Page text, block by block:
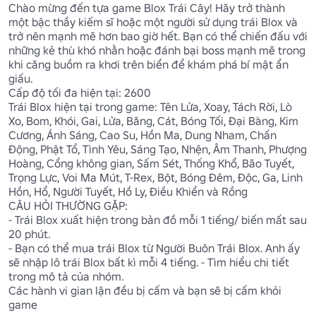
Chào mừng đến tựa game Blox Trái Cây! Hãy trở thành
một bậc thầy kiếm sĩ hoặc một người sử dụng trái Blox và
trở nên mạnh mẽ hơn bao giờ hết. Bạn có thể chiến đấu với
những kẻ thù khó nhằn hoặc đánh bại boss mạnh mẽ trong
khi căng buồm ra khơi trên biển để khám phá bí mật ẩn
giấu.
Cấp độ tối đa hiện tại: 2600
Trái Blox hiện tại trong game: Tên Lửa, Xoay, Tách Rời, Lò
Xo, Bom, Khói, Gai, Lửa, Băng, Cát, Bóng Tối, Đại Bàng, Kim
Cương, Ánh Sáng, Cao Su, Hồn Ma, Dung Nham, Chấn
Động, Phật Tổ, Tình Yêu, Sáng Tạo, Nhện, Âm Thanh, Phượng
Hoàng, Cổng không gian, Sấm Sét, Thống Khổ, Bão Tuyết,
Trọng Lực, Voi Ma Mút, T-Rex, Bột, Bóng Đêm, Độc, Ga, Linh
Hồn, Hổ, Người Tuyết, Hồ Ly, Điều Khiển và Rồng
CÂU HỎI THƯỜNG GẶP:
- Trái Blox xuất hiện trong bản đồ mỗi 1 tiếng/ biến mất sau
20 phút.
- Bạn có thể mua trái Blox từ Người Buôn Trái Blox. Anh ấy
sẽ nhập lô trái Blox bất kì mỗi 4 tiếng. - Tìm hiểu chi tiết
trong mô tả của nhóm.
Các hành vi gian lận đều bị cấm và bạn sẽ bị cấm khỏi
game